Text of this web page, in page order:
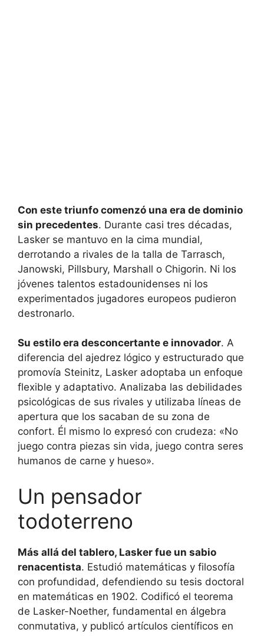
Con este triunfo comenzó una era de dominio
sin precedentes. Durante casi tres décadas,
Lasker se mantuvo en la cima mundial,
derrotando a rivales de la talla de Tarrasch,
Janowski, Pillsbury, Marshall o Chigorin. Ni los
jóvenes talentos estadounidenses ni los
experimentados jugadores europeos pudieron
destronarlo.
Su estilo era desconcertante e innovador. A
diferencia del ajedrez lógico y estructurado que
promovía Steinitz, Lasker adoptaba un enfoque
flexible y adaptativo. Analizaba las debilidades
psicológicas de sus rivales y utilizaba líneas de
apertura que los sacaban de su zona de
confort. Él mismo lo expresó con crudeza: «No
juego contra piezas sin vida, juego contra seres
humanos de carne y hueso».
Un pensador
todoterreno
Más allá del tablero, Lasker fue un sabio
renacentista. Estudió matemáticas y filosofía
con profundidad, defendiendo su tesis doctoral
en matemáticas en 1902. Codificó el teorema
de Lasker-Noether, fundamental en álgebra
conmutativa, y publicó artículos científicos en